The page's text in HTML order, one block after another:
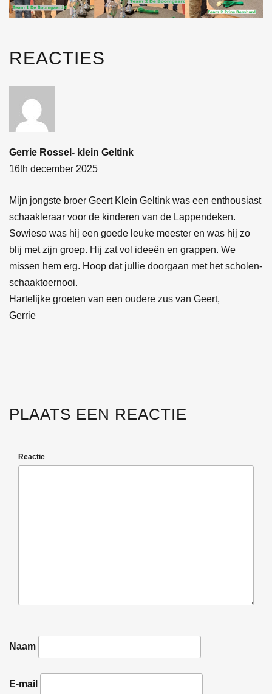
REACTIES
Gerrie Rossel- klein Geltink
16th december 2025
Mijn jongste broer Geert Klein Geltink was een enthousiast
schaakleraar voor de kinderen van de Lappendeken.
Sowieso was hij een goede leuke meester en was hij zo
blij met zijn groep. Hij zat vol ideeën en grappen. We
missen hem erg. Hoop dat jullie doorgaan met het scholen-
schaaktoernooi.
Hartelijke groeten van een oudere zus van Geert,
Gerrie
PLAATS EEN REACTIE
Reactie
Naam
E-mail